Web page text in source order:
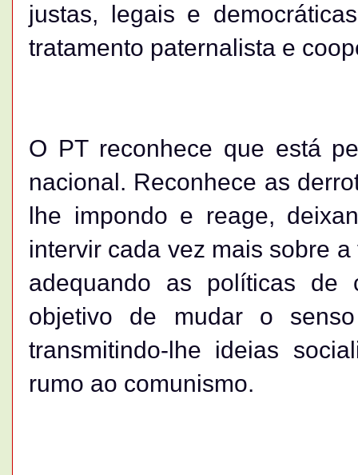
justas, legais e
tratamento paternalista e
O PT reconhece que está
nacional. Reconhece as
lhe impondo e reage,
intervir cada vez mais sobre
adequando as políticas
objetivo de mudar o
transmitindo-lhe ideias
rumo ao comunismo.